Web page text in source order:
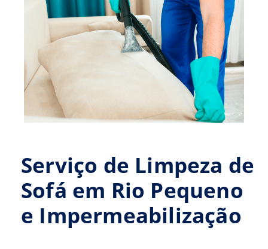
Serviço de Limpeza de
Sofá em Rio Pequeno
e Impermeabilização